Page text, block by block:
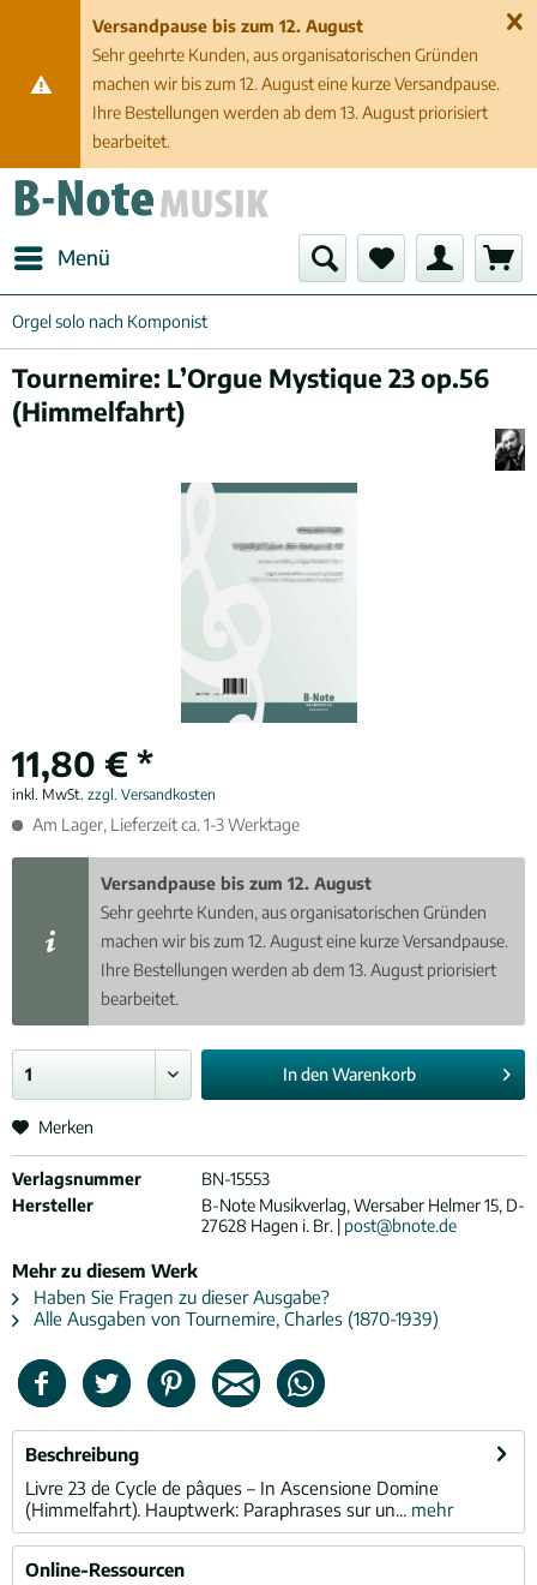
Versandpause bis zum 12. August
Sehr geehrte Kunden, aus organisatorischen Gründen
machen wir bis zum 12. August eine kurze Versandpause.
Ihre Bestellungen werden ab dem 13. August priorisiert
bearbeitet.
Menü
Orgel solo nach Komponist
Tournemire: L’Orgue Mystique 23 op.56
(Himmelfahrt)
11,80 € *
inkl. MwSt. zzgl. Versandkosten
Am Lager, Lieferzeit ca. 1-3 Werktage
Versandpause bis zum 12. August
Sehr geehrte Kunden, aus organisatorischen Gründen
machen wir bis zum 12. August eine kurze Versandpause.
Ihre Bestellungen werden ab dem 13. August priorisiert
bearbeitet.
In denWarenkorb
Merken
Verlagsnummer
BN-15553
Hersteller
B-Note Musikverlag, Wersaber Helmer 15, D-
27628 Hagen i. Br. | post@bnote.de
Mehr zu diesem Werk
Haben Sie Fragen zu dieser Ausgabe?
Alle Ausgaben von Tournemire, Charles (1870-1939)
Beschreibung
Livre 23 de Cycle de pâques – In Ascensione Domine
(Himmelfahrt). Hauptwerk: Paraphrases sur un... mehr
Online-Ressourcen